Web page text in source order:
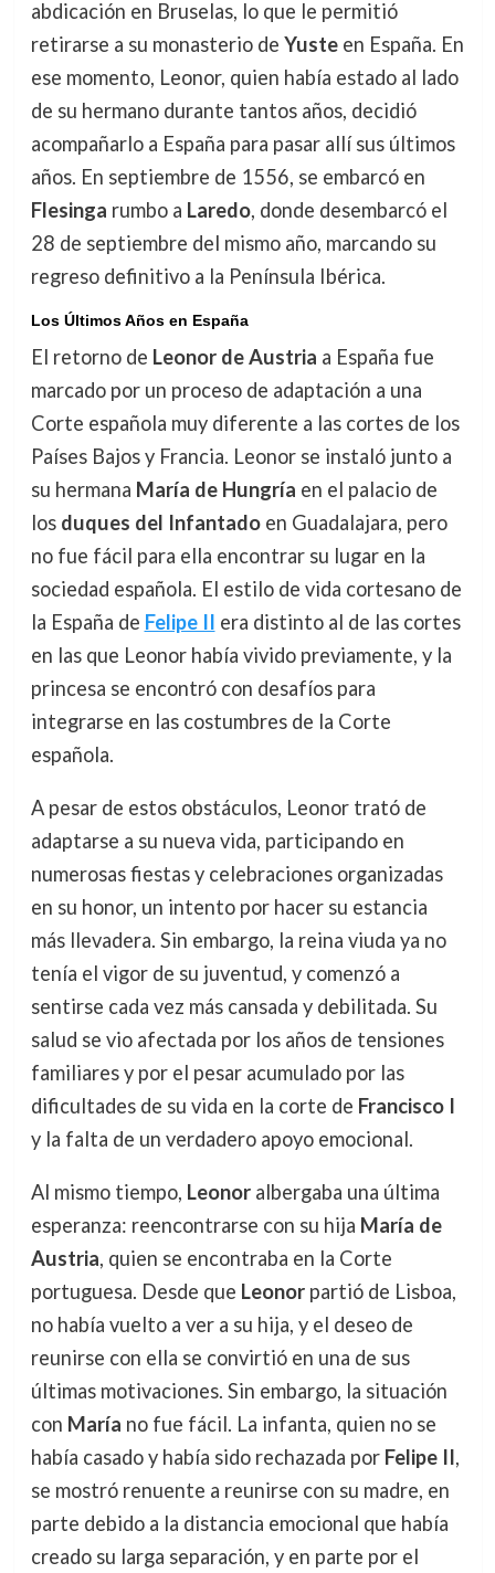
abdicación en Bruselas, lo que le permitió
retirarse a su monasterio de Yusteen España. En
ese momento, Leonor, quien había estado al lado
de su hermano durante tantos años, decidió
acompañarlo a España para pasar allí sus últimos
años. En septiembre de 1556, se embarcó en
Flesinga rumbo a Laredo, donde desembarcó el
28 de septiembre del mismo año, marcando su
regreso definitivo a la Península Ibérica.
Los Últimos Años en España
El retorno de Leonor de Austria a España fue
marcado por un proceso de adaptación a una
Corte española muy diferente a las cortes de los
Países Bajos y Francia. Leonor se instaló junto a
su hermana María de Hungría en el palacio de
los duques del Infantadoen Guadalajara, pero
no fue fácil para ella encontrar su lugar en la
sociedad española. El estilo de vida cortesano de
la España de Felipe II era distinto al de las cortes
en las que Leonor había vivido previamente, y la
princesa se encontró con desafíos para
integrarse en las costumbres de la Corte
española.
A pesar de estos obstáculos, Leonor trató de
adaptarse a su nueva vida, participando en
numerosas fiestas y celebraciones organizadas
en su honor, un intento por hacer su estancia
más llevadera. Sin embargo, la reina viuda ya no
tenía el vigor de su juventud, y comenzó a
sentirse cada vez más cansada y debilitada. Su
salud se vio afectada por los años de tensiones
familiares y por el pesar acumulado por las
dificultades de su vida en la corte de Francisco I
y la falta de un verdadero apoyo emocional.
Al mismo tiempo, Leonoralbergaba una última
esperanza: reencontrarse con su hija María de
Austria, quien se encontraba en la Corte
portuguesa. Desde que Leonorpartió de Lisboa,
no había vuelto a ver a su hija, y el deseo de
reunirse con ella se convirtió en una de sus
últimas motivaciones. Sin embargo, la situación
con María no fue fácil. La infanta, quien no se
había casado y había sido rechazada por Felipe II,
se mostró renuente a reunirse con su madre, en
parte debido a la distancia emocional que había
creado su larga separación, y en parte por el